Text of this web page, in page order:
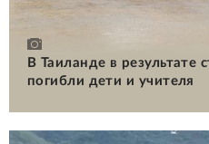
В Таиланде в результате
погибли дети и учителя